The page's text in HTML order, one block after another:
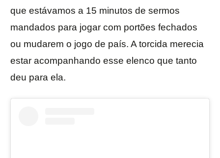
que estávamos a 15 minutos de sermos
mandados para jogar com portões fechados
ou mudarem o jogo de país. A torcida merecia
estar acompanhando esse elenco que tanto
deu para ela.